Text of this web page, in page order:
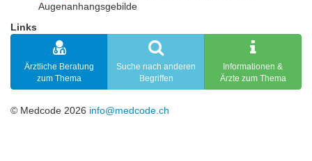
Augenanhangsgebilde
Links
Ärztliche Beratung
zum Thema
Suche nach anderen
Begriffen
Informationen &
Ärzte zum Thema
© Medcode 2026 info@medcode.ch